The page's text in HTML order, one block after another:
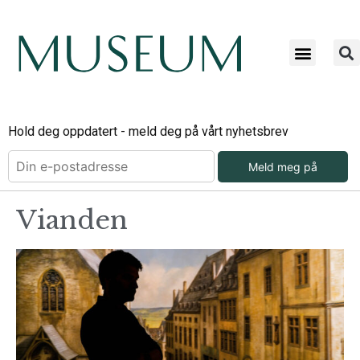
Hold deg oppdatert - meld deg på vårt nyhetsbrev
Meld meg på
Vianden